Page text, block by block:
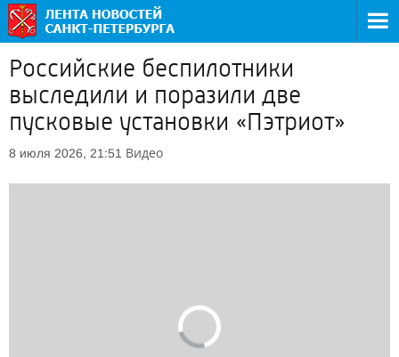
Российские беспилотники
выследили и поразили две
пусковые установки «Пэтриот»
8 июля 2026, 21:51 Видео